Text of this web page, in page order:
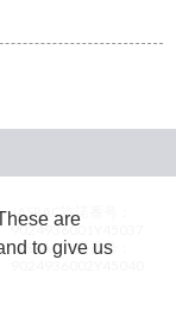
JASRAC許諾番号：
9024936001Y45037
JASRAC許諾番号：
are
to give us